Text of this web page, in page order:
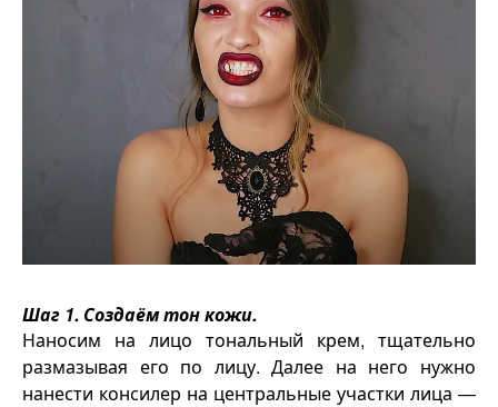
Шаг 1. Создаём тон кожи.
Наносим на лицо тональный крем, тщательно
размазывая его по лицу. Далее на него нужно
нанести консилер на центральные участки лица —